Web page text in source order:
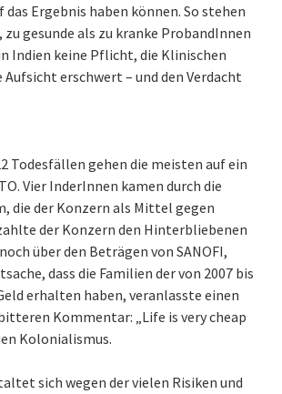
Ergebnis haben können. So stehen
gesunde als zu kranke ProbandInnen
Indien keine Pflicht, die Klinischen
erschwert – und den Verdacht
Todesfällen gehen die meisten auf ein
Vier InderInnen kamen durch die
die der Konzern als Mittel gegen
der Konzern den Hinterbliebenen
über den Beträgen von SANOFI,
dass die Familien der von 2007 bis
erhalten haben, veranlasste einen
Kommentar: „Life is very cheap
Kolonialismus.
sich wegen der vielen Risiken und